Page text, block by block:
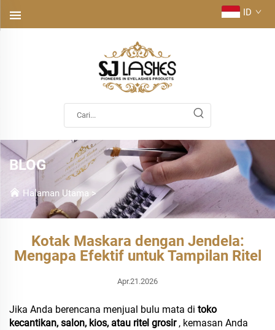
ID
BLOG
Halaman Utama >
Kotak Maskara dengan Jendela:
Mengapa Efektif untuk Tampilan Ritel
Apr.21.2026
Jika Anda berencana menjual bulu mata di toko
kecantikan, salon, kios, atau ritel grosir , kemasan Anda